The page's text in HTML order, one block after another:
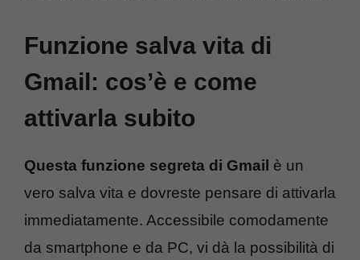
Funzione salva vita di
Gmail: cos’è e come
attivarla subito
Questa funzione segreta di Gmail è un
vero salva vita e dovreste pensare di attivarla
immediatamente. Accessibile comodamente
da smartphone e da PC, vi dà la possibilità di